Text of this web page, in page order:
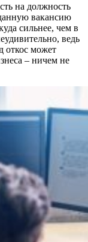
на должность
вакансию
сильнее, чем в
ведь
откос может
– ничем не